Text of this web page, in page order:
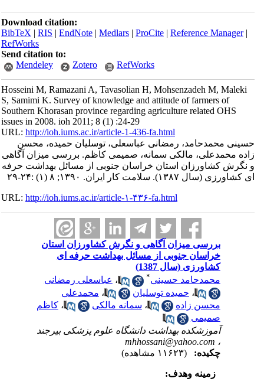
Download citation:
BibTeX|RIS|EndNote|Medlars|ProCite|Reference Manager
RefWorks
Send citation to:
Mendeley
Zotero RefWorks
Hosseini M, Ramazani A, Tavasolian H, Mohsenzadeh M, Maleki
S, Samimi K. Survey of knowledge and attitude of farmers of
Southern Khorasan province regarding agriculture related OHS
issues in 2008. ioh 2011; 8 (1) :24-29
URL:http://ioh.iums.ac.ir/article-1-436-fa.html
حسینی محمدحامد، رمضانی عباسعلی، توسلیان حمیده، محسن
زاده محمدعلی، مالکی سمانه، صمیمی کاظم. بررسی میزان آگاهی
و نگرش کشاورزان استان خراسان جنوبی از مسائل بهداشت حرفه
ای کشاورزی (سال ۱۳۸۷). سلامت كار ايران. ۱۳۹۰; ۸ (۱) :۲۴-۲۹
URL:http://ioh.iums.ac.ir/article-۱-۴۳۶-fa.html
بررسی میزان آگاهی و نگرش کشاورزان استان
خراسان جنوبی از مسائل بهداشت حرفه ای
کشاورزی (سال 1387)
محمدحامد حسینی
،عباسعلی رمضانی
،حمیده توسلیان ،محمدعلی
محسن زاده
،سمانه مالکی ،کاظم
صمیمی
آموزشکده بهداشت دانشگاه علوم پزشکی بیرجند
mhhossani@yahoo.com
چکیده:
زمینه وهدف: